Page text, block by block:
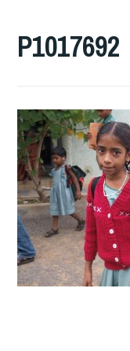
P1017692